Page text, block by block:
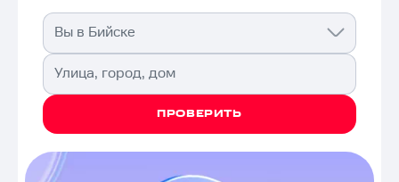
Вы в Бийске
Улица, город, дом
ПРОВЕРИТЬ